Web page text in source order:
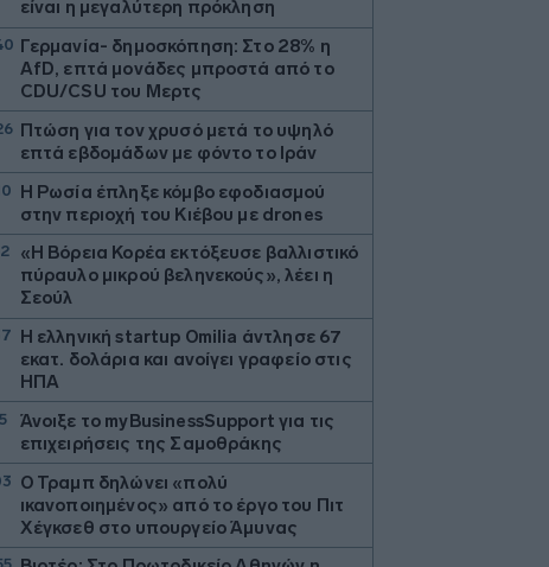
είναι η μεγαλύτερη πρόκληση
Γερμανία- δημοσκόπηση: Στο 28% η
AfD, επτά μονάδες μπροστά από το
CDU/CSU του Μερτς
Πτώση για τον χρυσό μετά το υψηλό
επτά εβδομάδων με φόντο το Ιράν
Η Ρωσία έπληξε κόμβο εφοδιασμού
στην περιοχή του Κιέβου με drones
«Η Βόρεια Κορέα εκτόξευσε βαλλιστικό
πύραυλο μικρού βεληνεκούς», λέει η
Σεούλ
Η ελληνική startup Omilia άντλησε 67
εκατ. δολάρια και ανοίγει γραφείο στις
ΗΠΑ
Άνοιξε το myBusinessSupport για τις
επιχειρήσεις της Σαμοθράκης
Ο Τραμπ δηλώνει «πολύ
ικανοποιημένος» από το έργο του Πιτ
Χέγκσεθ στο υπουργείο Άμυνας